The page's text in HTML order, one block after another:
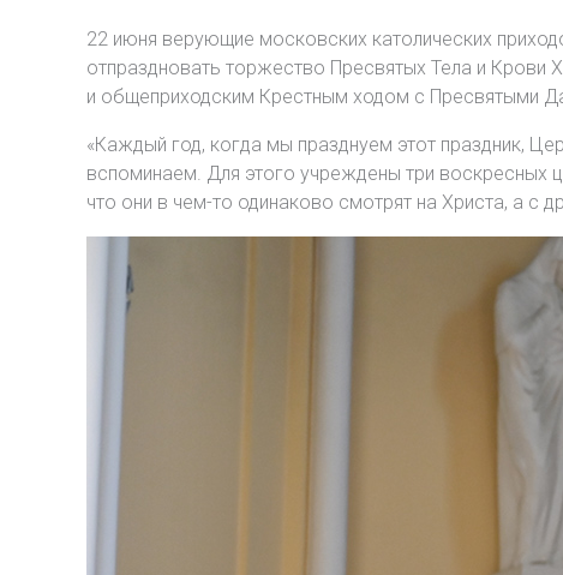
22 июня верующие московских католических
отпраздновать торжество Пресвятых Тела и Крови
и общеприходским Крестным ходом с Пресвятыми
«Каждый год, когда мы празднуем этот праздник,
вспоминаем. Для этого учреждены три воскресных
что они в чем-то одинаково смотрят на Христа, а с